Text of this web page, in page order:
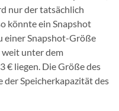
nur der tatsächlich
könnte ein Snapshot
einer Snapshot-Größe
weit unter dem
€ liegen. Die Größe des
der Speicherkapazität des